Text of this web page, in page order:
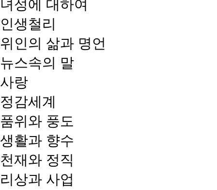
녀성에 대하여
인생철리
위인의 삶과 명언
뉴스속의 말
사랑
정감세계
품위와 풍도
생활과 향수
천재와 정직
리상과 사업